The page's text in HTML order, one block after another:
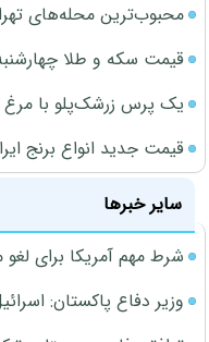
محبوب‌ترین محله‌های
قیمت سکه و طلا چهارشنبه 14 مرداد
یک پرس زرشک‌پلو با مرغ
قیمت جدید انواع برنج ایرانی در
سایر خبرها
شرط مهم آمریکا برای لغو
وزیر دفاع پاکستان: